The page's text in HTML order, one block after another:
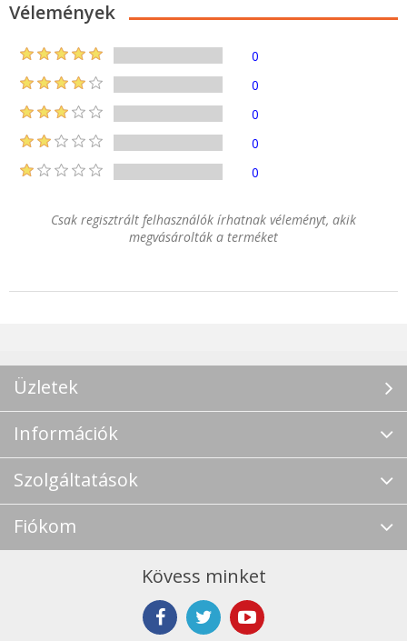
Vélemények
0
0
0
0
0
Csak regisztrált felhasználók írhatnak véleményt, akik
megvásárolták a terméket
Üzletek
Információk
Szolgáltatások
Fiókom
Kövess minket